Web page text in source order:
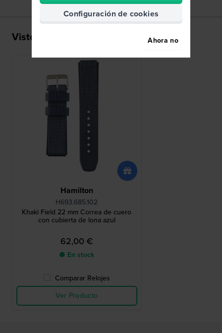
Visto recientemente
Hamilton
H693.685.102
Khaki Field 22 mm Correa de cuero
con cubierta de lona azul
62,00 €
● En stock
Comparar Relojes
Ver Producto
Configuración de cookies
Ahora no